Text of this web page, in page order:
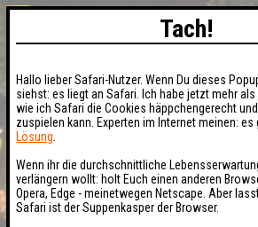
Tach!
Hallo lieber Safari-Nutzer. Wenn Du dieses
siehst: es liegt an Safari. Ich habe jetzt mehr
wie ich Safari die Cookies häppchengerecht
zuspielen kann. Experten im Internet meinen: es
Lösung
Wenn ihr die durchschnittliche
verlängern wollt: holt Euch einen anderen
Opera, Edge - meinetwegen Netscape. Aber
Safari ist der Suppenkasper der Browser.